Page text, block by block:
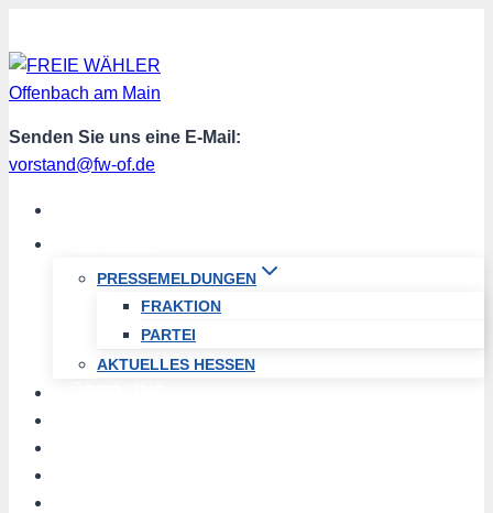
Inhalt
springen
Senden Sie uns eine E-Mail:
vorstand@fw-of.de
PRESSEMELDUNGEN
FRAKTION
PARTEI
AKTUELLES HESSEN